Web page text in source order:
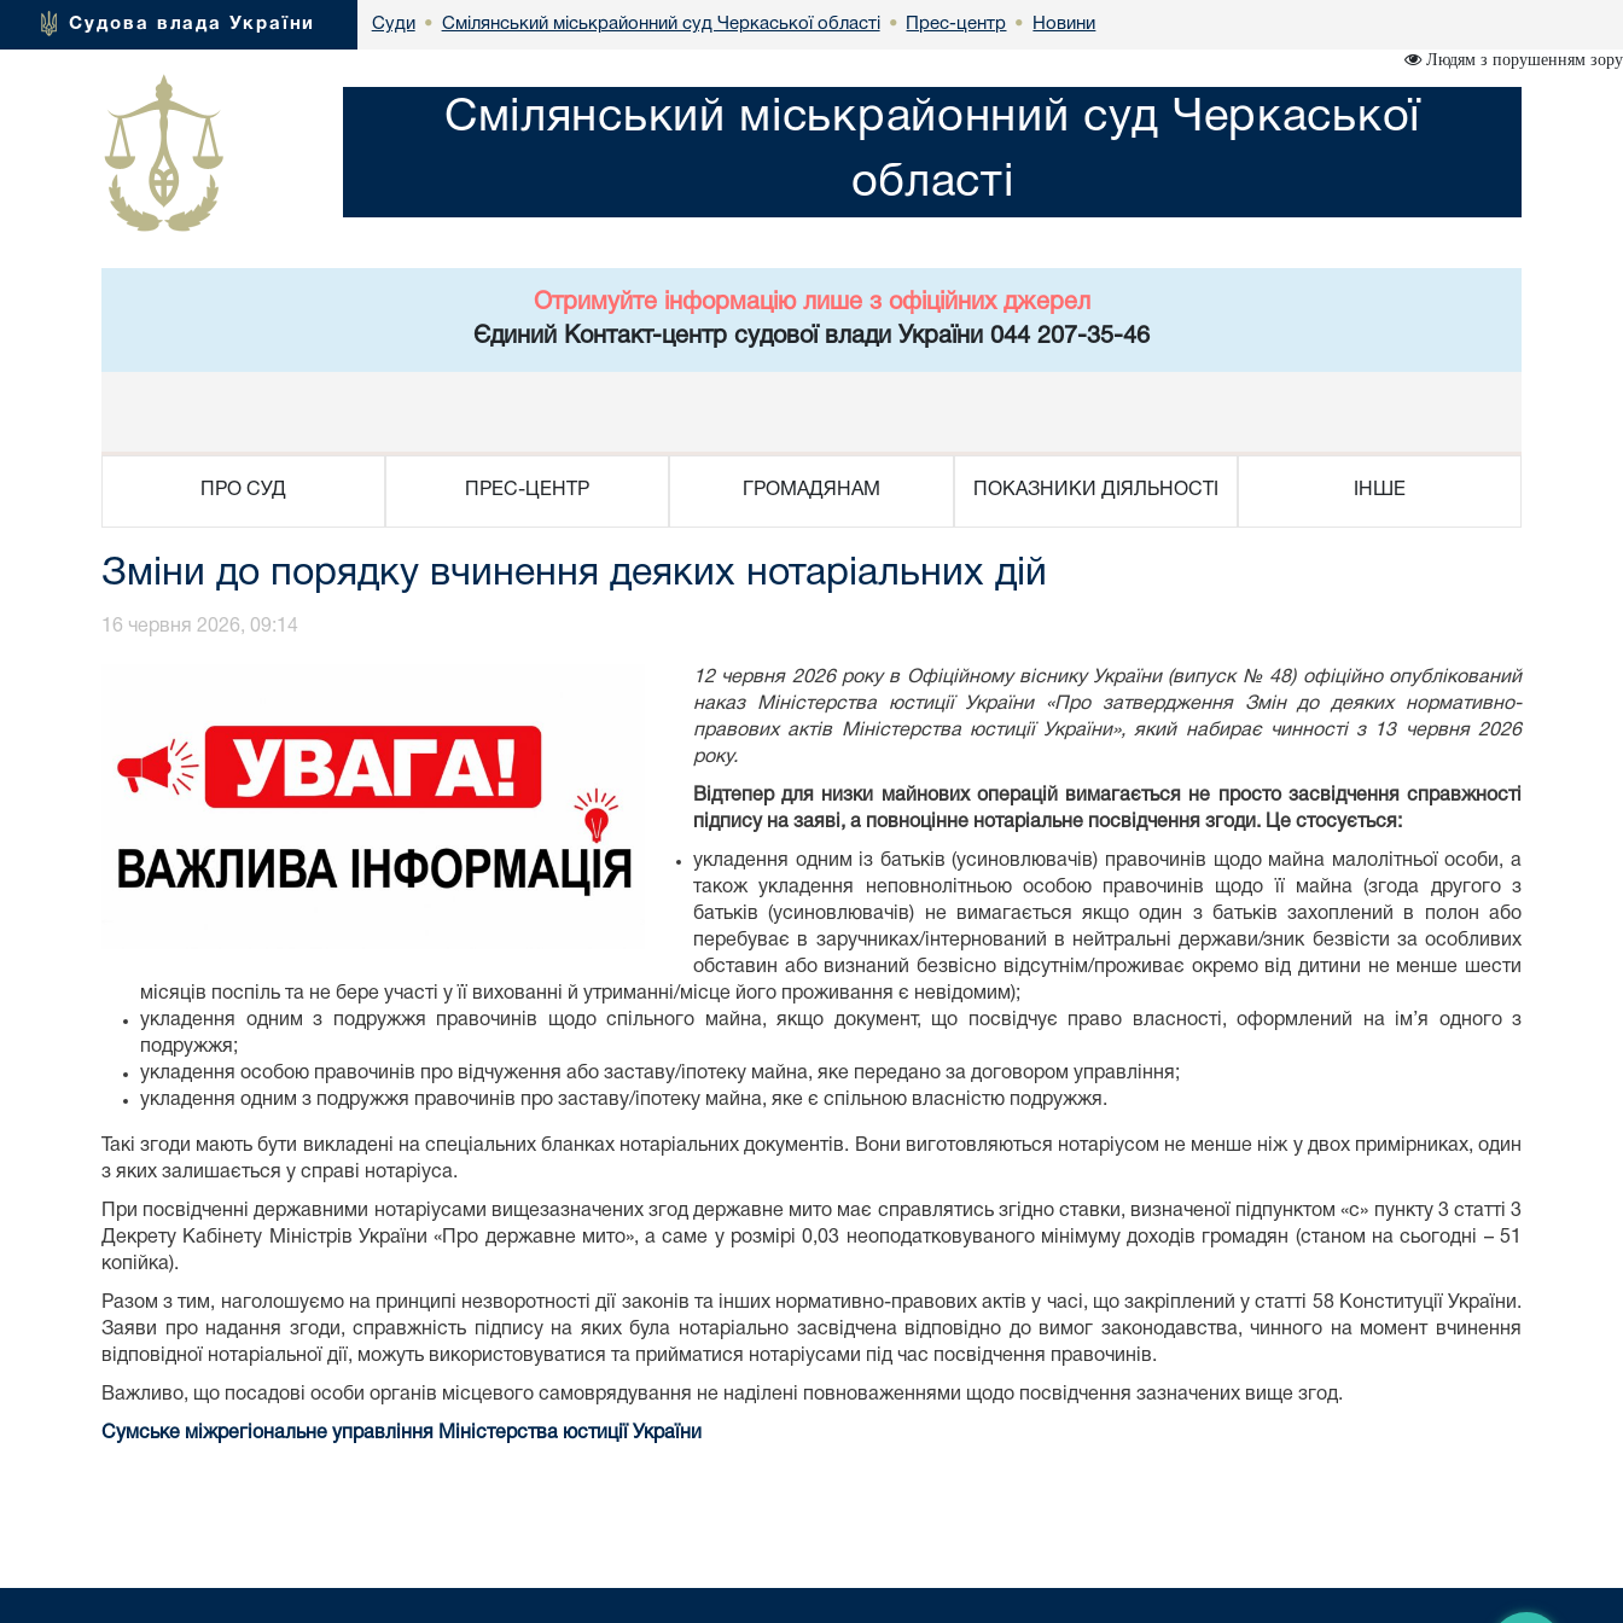
Судова влада України Суди • Смілянський міськрайонний суд Черкаської області • Прес-центр • Новини
Людям з порушенням зору
Смілянський міськрайонний суд Черкаської
області
Отримуйте інформацію лише з офіційних джерел
Єдиний Контакт-центр судової влади України 044 207-35-46
ПРО СУД ПРЕС-ЦЕНТР ГРОМАДЯНАМ ПОКАЗНИКИ ДІЯЛЬНОСТІ ІНШЕ
Зміни до порядку вчинення деяких нотаріальних дій
16 червня 2026, 09:14
12 червня 2026 року в Офіційному віснику України (випуск № 48) офіційно опублікований
наказ Міністерства юстиції України «Про затвердження Змін до деяких нормативно-
правових актів Міністерства юстиції України», який набирає чинності з 13 червня 2026
року.
Відтепер для низки майнових операцій вимагається не просто засвідчення справжності
підпису на заяві, а повноцінне нотаріальне посвідчення згоди. Це стосується:
укладення одним із батьків (усиновлювачів) правочинів щодо майна малолітньої особи, а
також укладення неповнолітньою особою правочинів щодо її майна (згода другого з
батьків (усиновлювачів) не вимагається якщо один з батьків захоплений в полон або
перебуває в заручниках/інтернований в нейтральні держави/зник безвісти за особливих
обставин або визнаний безвісно відсутнім/проживає окремо від дитини не менше шести
місяців поспіль та не бере участі у її вихованні й утриманні/місце його проживання є невідомим);
укладення одним з подружжя правочинів щодо спільного майна, якщо документ, що посвідчує право власності, оформлений на ім’я одного з
подружжя;
укладення особою правочинів про відчуження або заставу/іпотеку майна, яке передано за договором управління;
укладення одним з подружжя правочинів про заставу/іпотеку майна, яке є спільною власністю подружжя.
Такі згоди мають бути викладені на спеціальних бланках нотаріальних документів. Вони виготовляються нотаріусом не менше ніж у двох примірниках, один
з яких залишається у справі нотаріуса.
При посвідченні державними нотаріусами вищезазначених згод державне мито має справлятись згідно ставки, визначеної підпунктом «с» пункту 3 статті 3
Декрету Кабінету Міністрів України «Про державне мито», а саме у розмірі 0,03 неоподатковуваного мінімуму доходів громадян (станом на сьогодні – 51
копійка).
Разом з тим, наголошуємо на принципі незворотності дії законів та інших нормативно-правових актів у часі, що закріплений у статті 58 Конституції України.
Заяви про надання згоди, справжність підпису на яких була нотаріально засвідчена відповідно до вимог законодавства, чинного на момент вчинення
відповідної нотаріальної дії, можуть використовуватися та прийматися нотаріусами під час посвідчення правочинів.
Важливо, що посадові особи органів місцевого самоврядування не наділені повноваженнями щодо посвідчення зазначених вище згод.
Сумське міжрегіональне управління Міністерства юстиції України